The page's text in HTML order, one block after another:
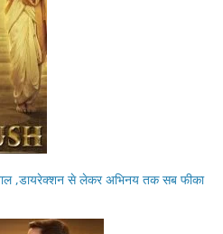
,डायरेक्शन से लेकर अभिनय तक सब फीका